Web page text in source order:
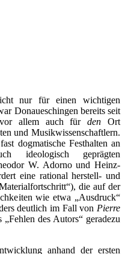
nur für einen wichtigen
Donaueschingen bereits seit
vor allem auch fürden Ort
und Musikwissenschaftlern.
dogmatische Festhalten an
ideologisch geprägten
W. Adorno und Heinz-
eine rational herstell- und
die auf der
wie etwa „Ausdruck“
deutlich im Fall von Pierre
des Autors“ geradezu
anhand der ersten